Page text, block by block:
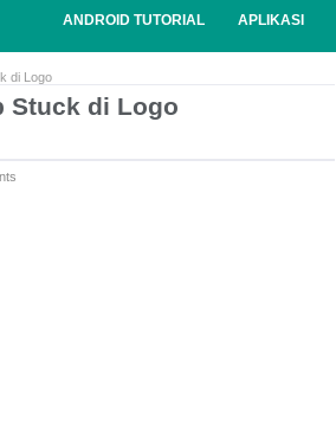
ANDROID TUTORIAL APLIKASI
di Logo
Stuck di Logo